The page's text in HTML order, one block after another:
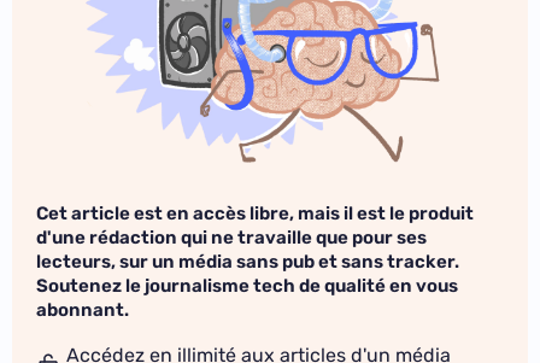
Cet article est en accès libre, mais il est le produit
d'une rédaction qui ne travaille que pour ses
lecteurs, sur un média sans pub et sans tracker.
Soutenez le journalisme tech de qualité en vous
abonnant.
Accédez en illimité aux articles d'un média